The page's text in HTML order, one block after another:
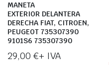
MANETA
EXTERIOR DELANTERA
DERECHA FIAT, CITROEN,
PEUGEOT 735307390
9101S6 735307390
29,00 €+ IVA